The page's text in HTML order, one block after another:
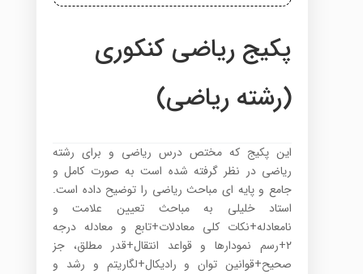
پکیج ریاضی کنکوری
(رشته ریاضی)
این پکیج که مختص درس ریاضی و برای رشته
ریاضی در نظر گرفته شده است به صورت کامل و
جامع و پایه ای مباحث ریاضی را توضیح داده است.
استاد خلیلی به مباحث تعیین علامت و
نامعادله+نکات کلی معادلات+تابع و معادله درجه
۲+رسم نمودارها و قواعد انتقال+قدر مطلق، جز
صحیح+قوانین توان و رادیکال+لگاریتم و رشد و